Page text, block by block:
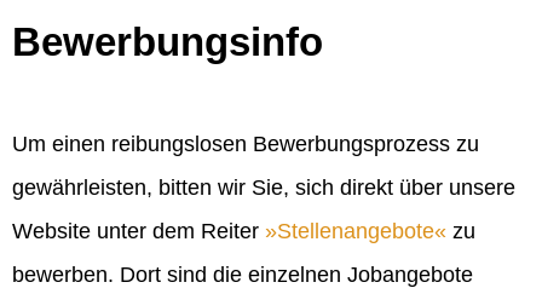
Bewerbungsinfo
Um einen reibungslosen Bewerbungsprozess zu
gewährleisten, bitten wir Sie, sich direkt über unsere
Website unter dem Reiter
Stellenangebote
zu
bewerben. Dort sind die einzelnen Jobangebote